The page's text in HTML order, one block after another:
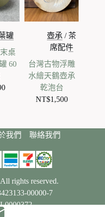
罐
桌
60
壺承 /茶
席配件
台灣古物浮雕
水繪天鶴壺承
乾泡台
NT$1,500
我們 聯絡我們
rights reserved.
00000-7